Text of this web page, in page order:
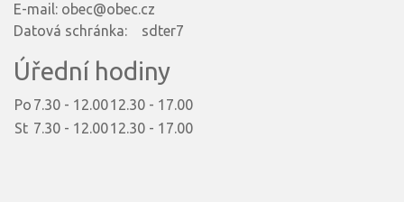
E-mail: obec@obec.cz
Datová schránka: sdter7
Úřední hodiny
Po 7.30 - 12.0012.30 - 17.00
St 7.30 - 12.0012.30 - 17.00